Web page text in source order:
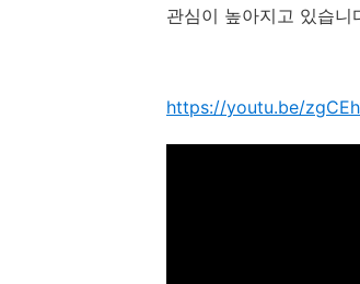
관심이 높아지고 있습니
https://youtu.be/